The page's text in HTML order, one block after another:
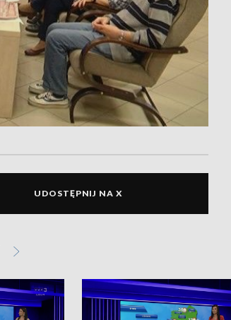
UDOSTĘPNIJ NA X